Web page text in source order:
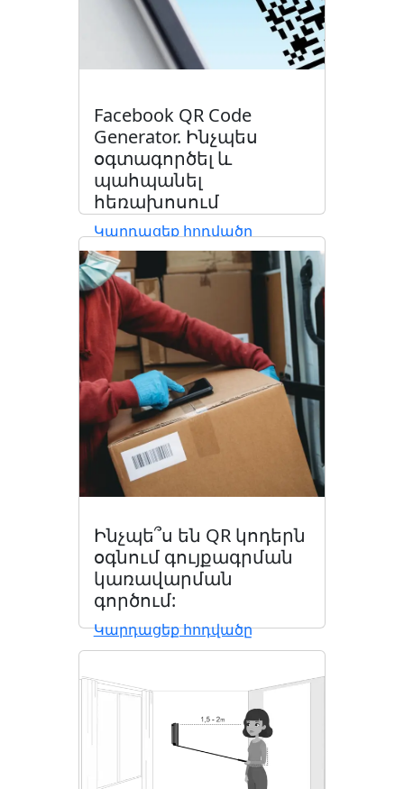
Facebook QR Code
Generator. Ինչպես
օգտագործել և
պահպանել
հեռախոսում
Կարդացեք հոդվածը
Ինչպե՞ս են QR կոդերն
օգնում գույքագրման
կառավարման
գործում:
Կարդացեք հոդվածը